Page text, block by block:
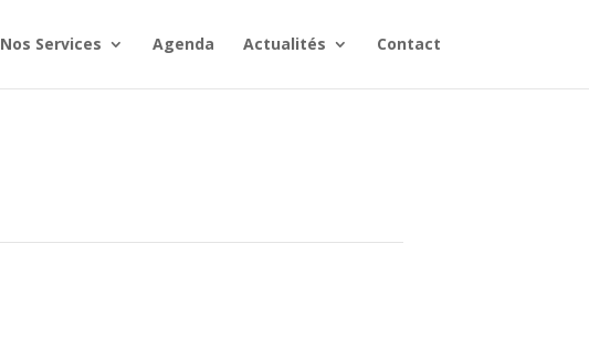
Nos Services Agenda Actualités Contact